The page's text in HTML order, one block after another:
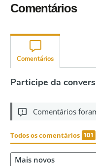
Comentários